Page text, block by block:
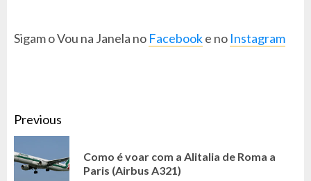
Sigam o Vou na Janela no Facebooke no Instagram
CONTINUE
READING
Previous
Como é voar com a Alitalia de Roma a
Paris (Airbus A321)